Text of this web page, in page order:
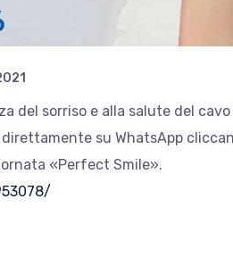
del sorriso e alla salute del
su WhatsApp
«Perfect Smile».